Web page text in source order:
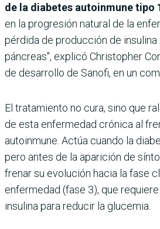
de la diabetes autoinmune tipo
en la progresión natural de la
pérdida de producción de insulina
páncreas", explicó Christopher
de desarrollo de Sanofi, en un
El tratamiento no cura, sino que
de esta enfermedad crónica al
autoinmune. Actúa cuando la
pero antes de la aparición de
frenar su evolución hacia la fase
enfermedad (fase 3), que
insulina para reducir la glucemia.